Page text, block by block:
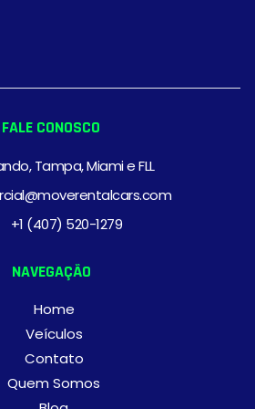
FALE CONOSCO
Tampa, Miami e FLL
+1 (407) 520-1279
NAVEGAÇÃO
Home
Veículos
Contato
Quem Somos